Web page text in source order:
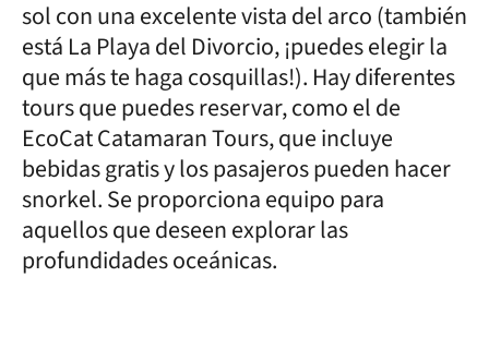
sol con una excelente vista del arco (también
está La Playa del Divorcio, ¡puedes elegir la
que más te haga cosquillas!). Hay diferentes
tours que puedes reservar, como el de
EcoCat Catamaran Tours, que incluye
bebidas gratis y los pasajeros pueden hacer
snorkel. Se proporciona equipo para
aquellos que deseen explorar las
profundidades oceánicas.